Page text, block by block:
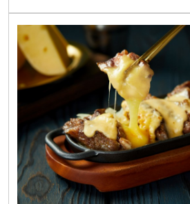
勢回歸桃園，推出多款期間限定
慶。延伸閱讀：勝王拉麵限定泡麵
味拉麵」嚐鮮價69元，全台7-
茂店以初